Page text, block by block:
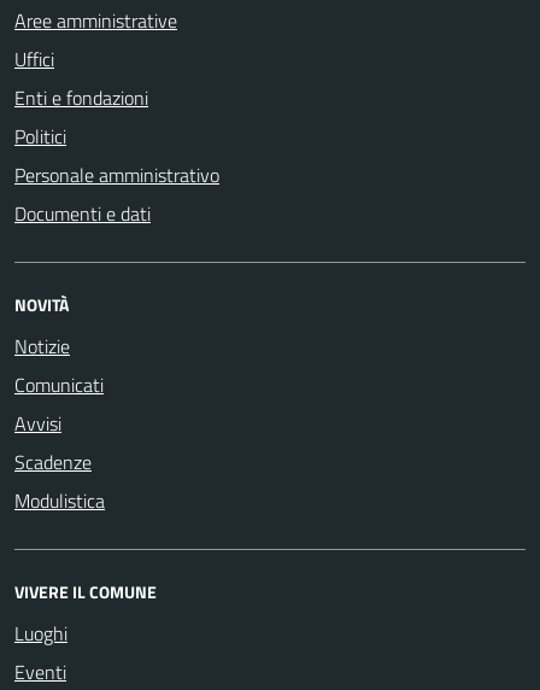
Aree amministrative
Uffici
Enti e fondazioni
Politici
Personale amministrativo
Documenti e dati
NOVITÀ
Notizie
Comunicati
Avvisi
Scadenze
Modulistica
VIVERE IL COMUNE
Luoghi
Eventi